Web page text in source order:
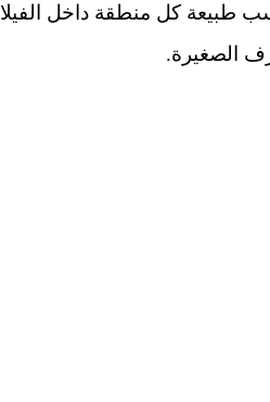
طبيعة كل منطقة داخل الفيلا
الصغيرة.